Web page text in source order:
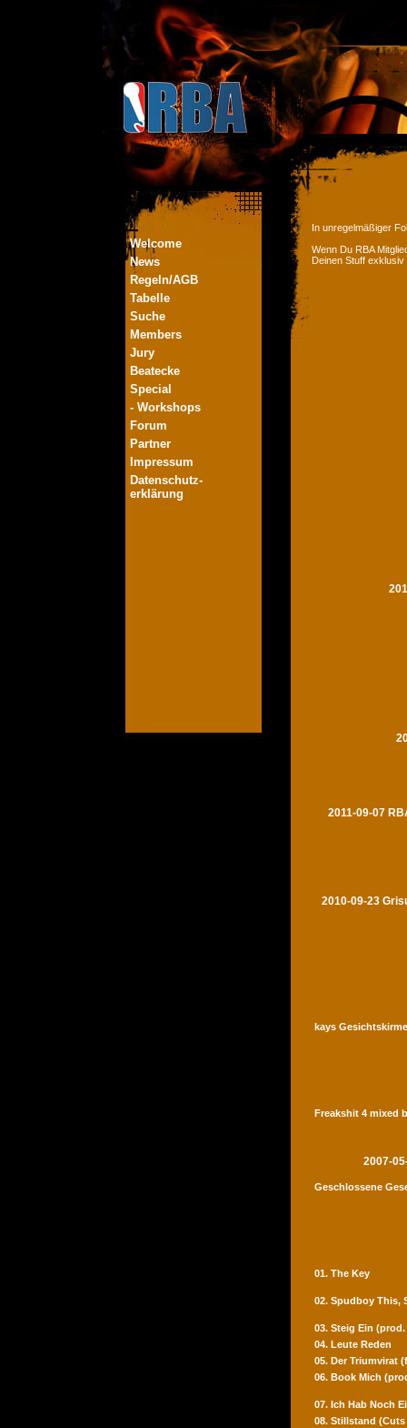
Welcome
News
Regeln/AGB
Tabelle
Suche
Members
Jury
Beatecke
Special
- Workshops
Forum
Partner
Impressum
Datenschutz-
erklärung
In unregelmäßiger
Wenn Du RBA
Deinen Stuff
2011-09-07
2010-09-23
kays
Freakshit 4 mixed
2007-
Geschlossene
01. The Key
02. Spudboy This,
03. Steig Ein
04. Leute Reden
05. Der Triumvirat
06. Book Mich
07. Ich Hab Noch
08. Stillstand